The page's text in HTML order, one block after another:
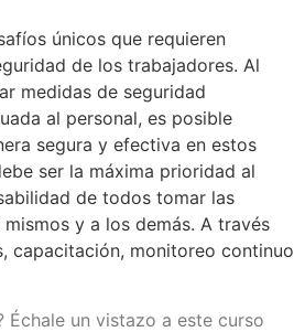
únicos que requieren
de los trabajadores. Al
medidas de seguridad
al personal, es posible
segura y efectiva en estos
ser la máxima prioridad al
de todos tomar las
y a los demás. A través
capacitación, monitoreo continuo
Échale un vistazo a este curso